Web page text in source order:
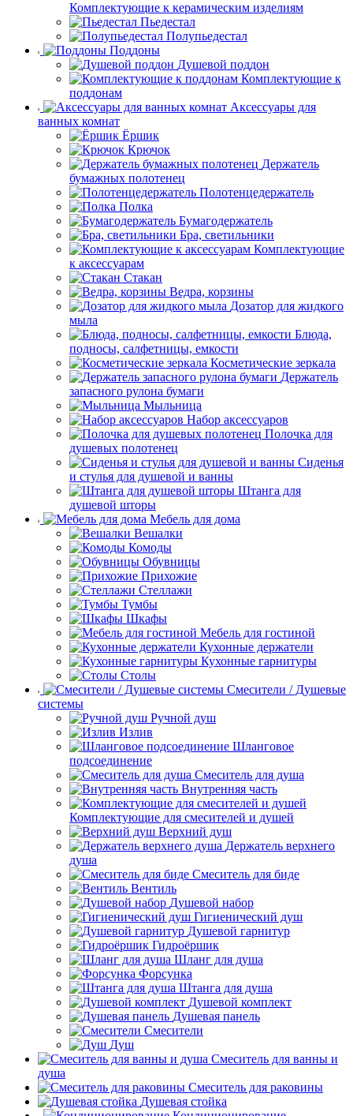
Комплектующие к керамическим изделиям
Пьедестал
Полупьедестал
Поддоны
Душевой поддон
Комплектующие к
поддонам
Аксессуары для
ванных комнат
Ёршик
Крючок
Держатель
бумажных полотенец
Полотенцедержатель
Полка
Бумагодержатель
Бра, светильники
Комплектующие
к аксессуарам
Стакан
Ведра, корзины
Дозатор для жидкого
мыла
Блюда,
подносы, салфетницы, емкости
Косметические зеркала
Держатель
запасного рулона бумаги
Мыльница
Набор аксессуаров
Полочка для
душевых полотенец
Сиденья
и стулья для душевой и ванны
Штанга для
душевой шторы
Мебель для дома
Вешалки
Комоды
Обувницы
Прихожие
Стеллажи
Тумбы
Шкафы
Мебель для гостиной
Кухонные держатели
Кухонные гарнитуры
Столы
Смесители / Душевые
системы
Ручной душ
Излив
Шланговое
подсоединение
Смеситель для душа
Внутренняя часть
Комплектующие для смесителей и душей
Верхний душ
Держатель верхнего
душа
Смеситель для биде
Вентиль
Душевой набор
Гигиенический душ
Душевой гарнитур
Гидроёршик
Шланг для душа
Форсунка
Штанга для душа
Душевой комплект
Душевая панель
Смесители
Душ
Смеситель для ванны и
душа
Смеситель для раковины
Душевая стойка